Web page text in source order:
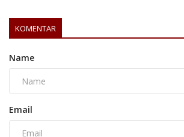
KOMENTAR
Name
Email